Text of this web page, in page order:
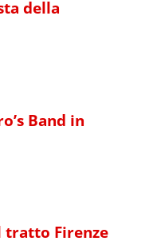
della
Band in
tratto Firenze